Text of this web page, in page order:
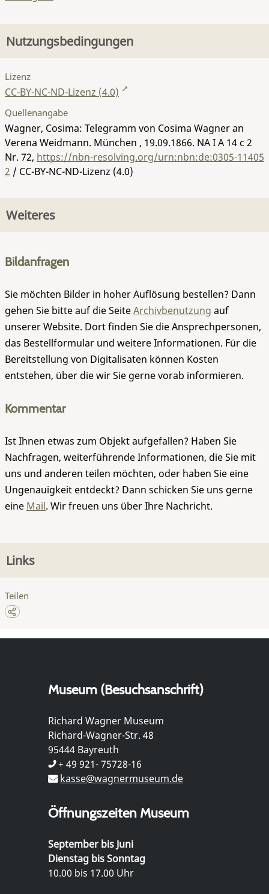
Nutzungsbedingungen
Lizenz
CC-BY-NC-ND-Lizenz (4.0)
Quellenangabe
Wagner, Cosima: Telegramm von Cosima Wagner an
Verena Weidmann. München , 19.09.1866. NA I A 14 c 2
Nr. 72, https://nbn-resolving.org/urn:nbn:de:0305-11405
2 / CC-BY-NC-ND-Lizenz (4.0)
Weiteres
Bildanfragen
Sie möchten Bilder in hoher Auflösung bestellen? Dann
gehen Sie bitte auf die SeiteArchivbenutzung auf
unserer Website. Dort finden Sie die Ansprechpersonen,
das Bestellformular und weitere Informationen. Für die
Bereitstellung von Digitalisaten können Kosten
entstehen, über die wir Sie gerne vorab informieren.
Kommentar
Ist Ihnen etwas zum Objekt aufgefallen? Haben Sie
Nachfragen, weiterführende Informationen, die Sie mit
uns und anderen teilen möchten, oder haben Sie eine
Ungenauigkeit entdeckt? Dann schicken Sie uns gerne
eine Mail. Wir freuen uns über Ihre Nachricht.
Links
Teilen
Museum (Besuchsanschrift)
Richard Wagner Museum
Richard-Wagner-Str. 48
95444 Bayreuth
+ 49 921- 75728-16
kasse@wagnermuseum.de
Öffnungszeiten Museum
September bis Juni
Dienstag bis Sonntag
10.00 bis 17.00 Uhr